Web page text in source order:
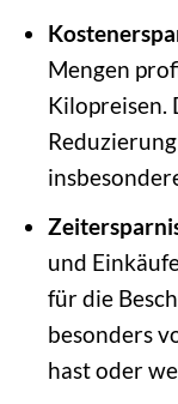
Mengen
Kilopreisen.
und
für die
besonders
hast oder